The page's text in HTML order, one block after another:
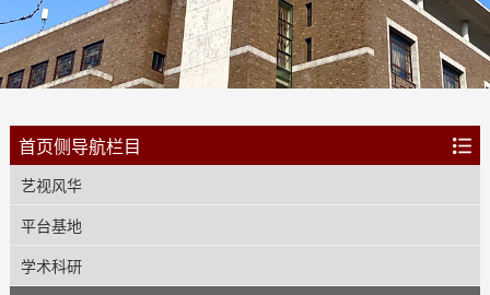
首页侧导航栏目
艺视风华
平台基地
学术科研